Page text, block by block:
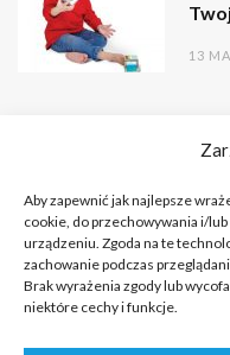
Aby zapewnić jak najlepsze
cookie, do przechowywania i/
urządzeniu. Zgoda na te
zachowanie podczas
Brak wyrażenia zgody lub
niektóre cechy i funkcje.
13